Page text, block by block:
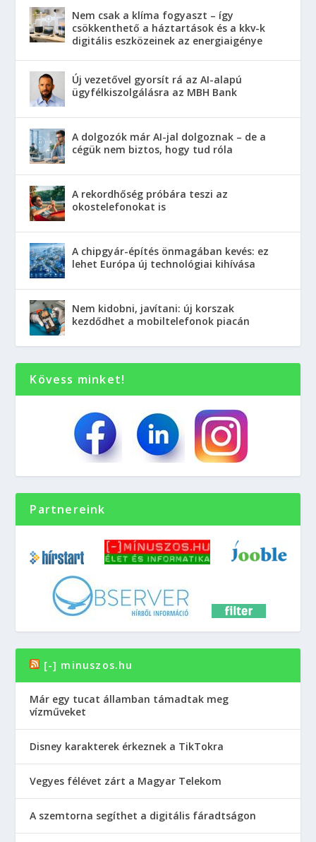
Nem csak a klíma fogyaszt – így
csökkenthető a háztartások és a kkv-k
digitális eszközeinek az energiaigénye
Új vezetővel gyorsít rá az AI-alapú
ügyfélkiszolgálásra az MBH Bank
A dolgozók már AI-jal dolgoznak – de a
cégük nem biztos, hogy tud róla
A rekordhőség próbára teszi az
okostelefonokat is
A chipgyár-építés önmagában kevés: ez
lehet Európa új technológiai kihívása
Nem kidobni, javítani: új korszak
kezdődhet a mobiltelefonok piacán
Kövess minket!
Partnereink
[-] minuszos.hu
Már egy tucat államban támadtak meg
vízműveket
Disney karakterek érkeznek a TikTokra
Vegyes félévet zárt a Magyar Telekom
A szemtorna segíthet a digitális fáradtságon